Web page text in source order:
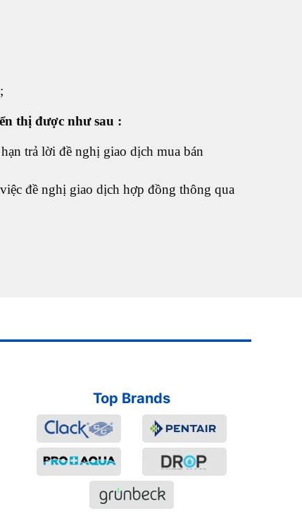
thị được như sau :
trả lời đề nghị giao dịch mua bán
đề nghị giao dịch hợp đồng thông qua
Top Brands